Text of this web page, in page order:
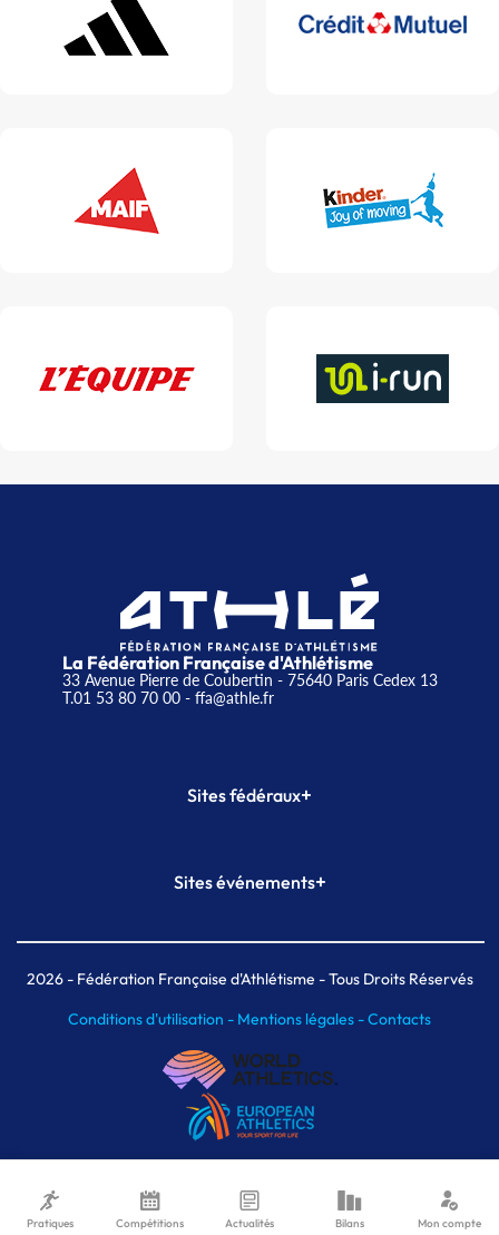
La Fédération Française d'Athlétisme
33 Avenue Pierre de Coubertin - 75640 Paris Cedex 13
T.01 53 80 70 00- ffa@athle.fr
Sites fédéraux+
Plateforme Formation
Sites événements+
Meeting de Paris indoor
MAIF Ekiden de Paris
2026- Fédération Française d'Athlétisme - Tous Droits Réservés
Conditions d'utilisation - Mentions légales -Contacts
Pratiques Compétitions Actualités Bilans Mon compte